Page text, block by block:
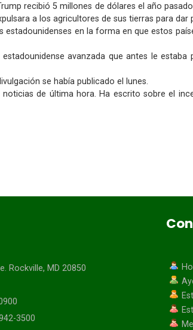
recibió 5 millones de dólares el año
a los agricultores de sus tierras para dar
en la forma en que estos
avanzada que antes le estaba
se había publicado el lunes.
de última hora. Ha escrito sobre el
Rockville, MD 20850
3500